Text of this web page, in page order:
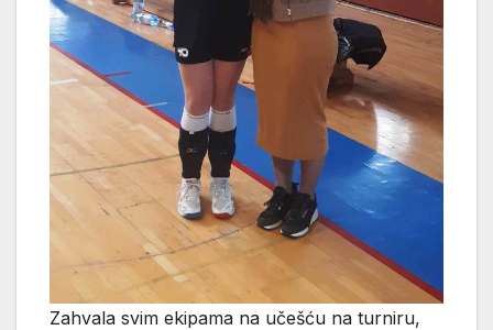
Zahvala svim ekipama na učešću na turniru,